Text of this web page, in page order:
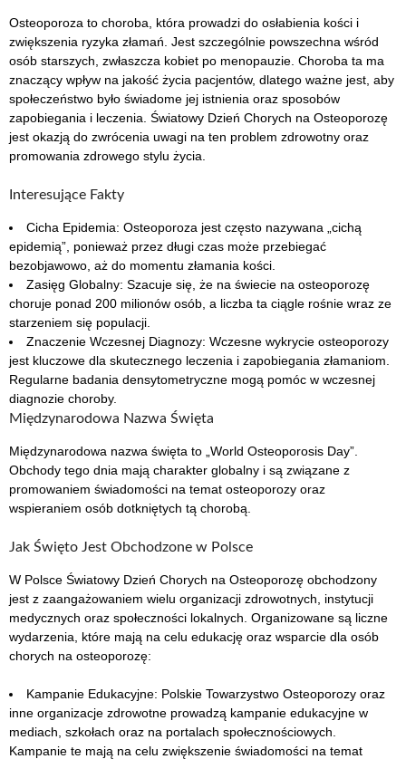
Osteoporoza to choroba, która prowadzi do osłabienia kości i
zwiększenia ryzyka złamań. Jest szczególnie powszechna wśród
osób starszych, zwłaszcza kobiet po menopauzie. Choroba ta ma
znaczący wpływ na jakość życia pacjentów, dlatego ważne jest, aby
społeczeństwo było świadome jej istnienia oraz sposobów
zapobiegania i leczenia. Światowy Dzień Chorych na Osteoporozę
jest okazją do zwrócenia uwagi na ten problem zdrowotny oraz
promowania zdrowego stylu życia.
Interesujące Fakty
Cicha Epidemia: Osteoporoza jest często nazywana „cichą
epidemią”, ponieważ przez długi czas może przebiegać
bezobjawowo, aż do momentu złamania kości.
Zasięg Globalny: Szacuje się, że na świecie na osteoporozę
choruje ponad 200 milionów osób, a liczba ta ciągle rośnie wraz ze
starzeniem się populacji.
Znaczenie Wczesnej Diagnozy: Wczesne wykrycie osteoporozy
jest kluczowe dla skutecznego leczenia i zapobiegania złamaniom.
Regularne badania densytometryczne mogą pomóc w wczesnej
diagnozie choroby.
Międzynarodowa Nazwa Święta
Międzynarodowa nazwa święta to „World Osteoporosis Day”.
Obchody tego dnia mają charakter globalny i są związane z
promowaniem świadomości na temat osteoporozy oraz
wspieraniem osób dotkniętych tą chorobą.
Jak Święto Jest Obchodzone w Polsce
W Polsce Światowy Dzień Chorych na Osteoporozę obchodzony
jest z zaangażowaniem wielu organizacji zdrowotnych, instytucji
medycznych oraz społeczności lokalnych. Organizowane są liczne
wydarzenia, które mają na celu edukację oraz wsparcie dla osób
chorych na osteoporozę:
Kampanie Edukacyjne: Polskie Towarzystwo Osteoporozy oraz
inne organizacje zdrowotne prowadzą kampanie edukacyjne w
mediach, szkołach oraz na portalach społecznościowych.
Kampanie te mają na celu zwiększenie świadomości na temat